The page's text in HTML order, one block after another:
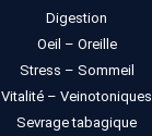
Digestion
Oeil – Oreille
Stress – Sommeil
Vitalité – Veinotoniques
Sevrage tabagique